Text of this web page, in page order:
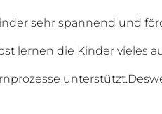
sehr spannend und
lernen die Kinder vieles